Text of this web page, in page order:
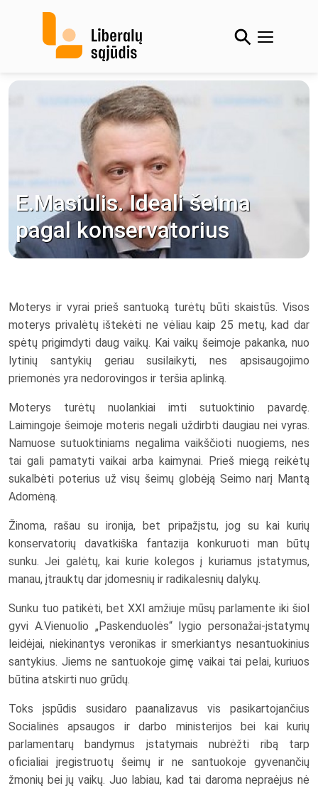
E.Masiulis. Ideali šeima
pagal konservatorius
Moterys ir vyrai prieš santuoką turėtų būti skaistūs. Visos
moterys privalėtų ištekėti ne vėliau kaip 25 metų, kad dar
spėtų prigimdyti daug vaikų. Kai vaikų šeimoje pakanka, nuo
lytinių santykių geriau susilaikyti, nes apsisaugojimo
priemonės yra nedorovingos ir teršia aplinką.
Moterys turėtų nuolankiai imti sutuoktinio pavardę.
Laimingoje šeimoje moteris negali uždirbti daugiau nei vyras.
Namuose sutuoktiniams negalima vaikščioti nuogiems, nes
tai gali pamatyti vaikai arba kaimynai. Prieš miegą reikėtų
sukalbėti poterius už visų šeimų globėją Seimo narį Mantą
Adomėną.
Žinoma, rašau su ironija, bet pripažįstu, jog su kai kurių
konservatorių davatkiška fantazija konkuruoti man būtų
sunku. Jei galėtų, kai kurie kolegos į kuriamus įstatymus,
manau, įtrauktų dar įdomesnių ir radikalesnių dalykų.
Sunku tuo patikėti, bet XXI amžiuje mūsų parlamente iki šiol
gyvi A.Vienuolio „Paskenduolės“ lygio personažai-įstatymų
leidėjai, niekinantys veronikas ir smerkiantys nesantuokinius
santykius. Jiems ne santuokoje gimę vaikai tai pelai, kuriuos
būtina atskirti nuo grūdų.
Toks įspūdis susidaro paanalizavus vis pasikartojančius
Socialinės apsaugos ir darbo ministerijos bei kai kurių
parlamentarų bandymus įstatymais nubrėžti ribą tarp
oficialiai įregistruotų šeimų ir ne santuokoje gyvenančių
žmonių bei jų vaikų. Juo labiau, kad tai daroma nepraėjus nė